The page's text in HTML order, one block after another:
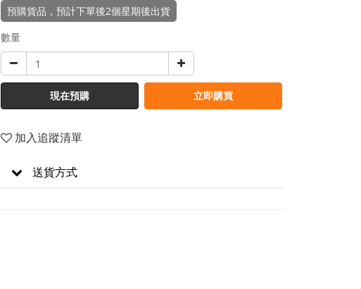
預購貨品，預計下單後2個星期後出貨
數量
現在預購 立即購買
加入追蹤清單
送貨方式